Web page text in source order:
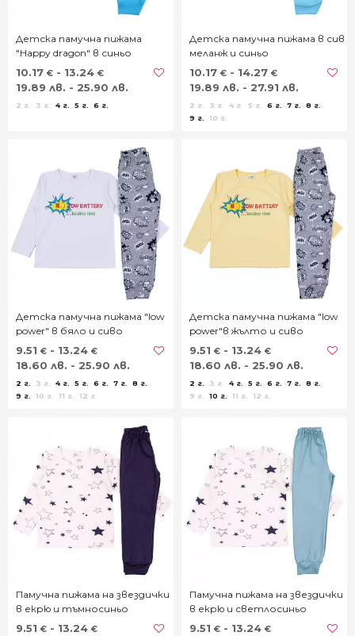
Детска памучна пижама
"Happy dragon" в синьо
10.17 € - 13.24 €
19.89 лв. - 25.90 лв.
2 г. 3 г. 4 г. 5 г. 6 г.
Детска памучна пижама в сив
меланж и синьо
10.17 € - 14.27 €
19.89 лв. - 27.91 лв.
2 г. 3 г. 4 г. 5 г. 6 г. 7 г.
8 г.
9 г.
10 г.
Детска памучна пижама "low
power" в бяло и сиво
9.51 € - 13.24 €
18.60 лв. - 25.90 лв.
2 г. 3 г. 4 г. 5 г. 6 г. 7 г.
8 г.
9 г.
10 г. 11 г. 12 г.
Детска памучна пижама "low
power"в жълто и сиво
9.51 € - 13.24 €
18.60 лв. - 25.90 лв.
2 г. 3 г. 4 г. 5 г. 6 г. 7 г.
8 г.
9 г.
10 г. 11 г. 12 г.
Памучна пижама на звездички
в екрю и тъмносиньо
9.51 € - 13.24 €
Памучна пижама на звездички
в екрю и светлосиньо
9.51 € - 13.24 €